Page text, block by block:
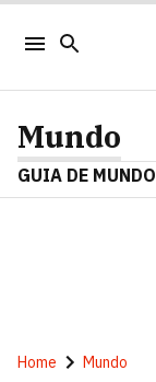
Mundo
GUIA DE MUNDO
Home Mundo